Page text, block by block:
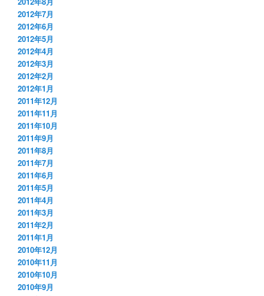
2012年7月
2012年6月
2012年5月
2012年4月
2012年3月
2012年2月
2012年1月
2011年12月
2011年11月
2011年10月
2011年9月
2011年8月
2011年7月
2011年6月
2011年5月
2011年4月
2011年3月
2011年2月
2011年1月
2010年12月
2010年11月
2010年10月
2010年9月